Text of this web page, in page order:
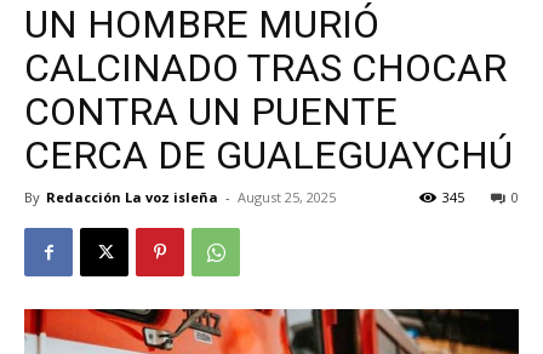
UN HOMBRE MURIÓ
CALCINADO TRAS CHOCAR
CONTRA UN PUENTE
CERCA DE GUALEGUAYCHÚ
By Redacción La voz isleña - August 25, 2025 0
345